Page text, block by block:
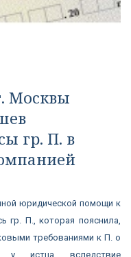
Москвы
гр. П. в
юридической помощи к
гр. П., которая пояснила,
требованиями к П. о
у истца вследствие